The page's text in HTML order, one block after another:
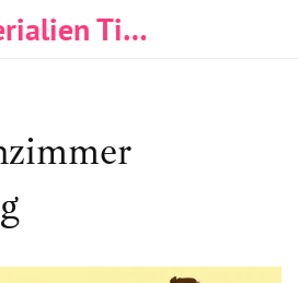
Bildungsmaterialien Tischlerei & Immobilien